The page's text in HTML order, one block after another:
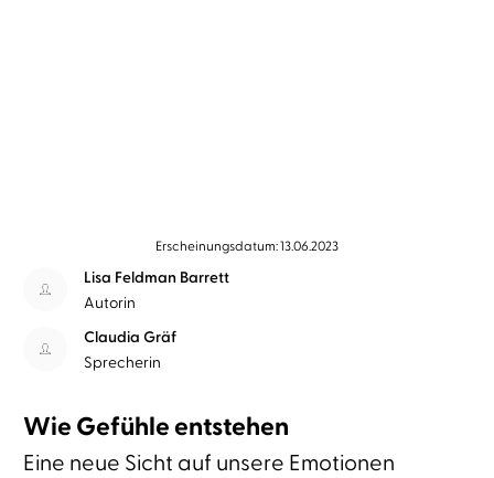
Erscheinungsdatum: 13.06.2023
Lisa Feldman Barrett
Autorin
Claudia Gräf
Sprecherin
Wie Gefühle entstehen
Eine neue Sicht auf unsere Emotionen